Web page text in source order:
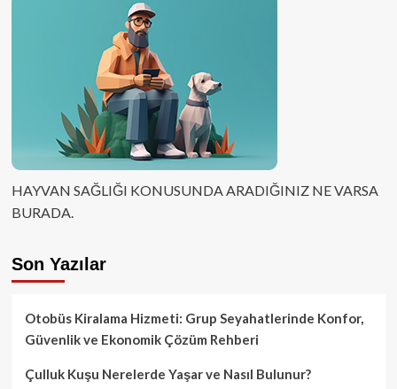
HAYVAN SAĞLIĞI KONUSUNDA ARADIĞINIZ NE VARSA
BURADA.
Son Yazılar
Otobüs Kiralama Hizmeti: Grup Seyahatlerinde Konfor,
Güvenlik ve Ekonomik Çözüm Rehberi
Çulluk Kuşu Nerelerde Yaşar ve Nasıl Bulunur?